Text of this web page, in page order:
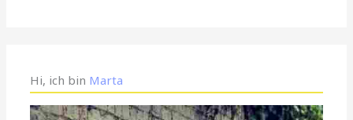
Hi, ich bin Marta